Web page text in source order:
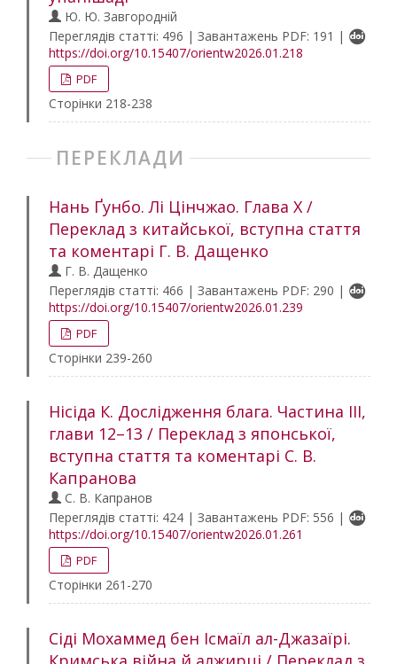
Ю. Ю. Завгородній
Переглядів статті: 496 | Завантажень PDF: 191 |
https://doi.org/10.15407/orientw2026.01.218
PDF
Сторінки 218-238
ПЕРЕКЛАДИ
Нань Ґунбо. Лі Цінчжао. Глава Х /
Переклад з китайської, вступна стаття
та коментарі Г. В. Дащенко
Г. В. Дащенко
Переглядів статті: 466 | Завантажень PDF: 290 |
https://doi.org/10.15407/orientw2026.01.239
PDF
Сторінки 239-260
Нісіда К. Дослідження блага. Частина ІІІ,
глави 12–13 / Переклад з японської,
вступна стаття та коментарі С. В.
Капранова
С. В. Капранов
Переглядів статті: 424 | Завантажень PDF: 556 |
https://doi.org/10.15407/orientw2026.01.261
PDF
Сторінки 261-270
Сіді Мохаммед бен Ісмаїл ал-Джазаїрі.